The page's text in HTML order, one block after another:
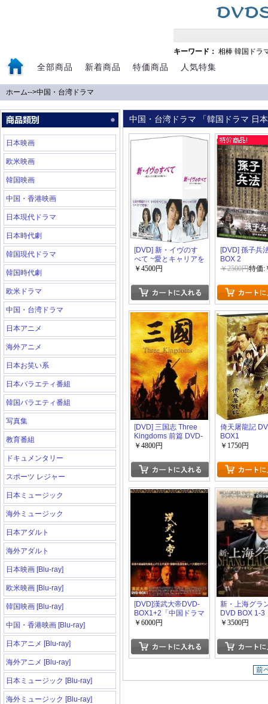
キーワード： 相棒 韓国ドラ
全部商品 新着商品 特価商品 人気特集
ホーム-->中国・台湾ドラマ
日本映画
欧米映画
韓国映画
中国・香港映画
日本現代ドラマ
日本時代劇
韓国現代ドラマ
韓国時代劇
欧米ドラマ
中国・台湾ドラマ
日本アニメ
海外アニメ
日本お笑い系
日本バラエティ番組
韓国バラエティ番組
写真集
教育番組
ドキュメンタリー
スポーツ レジャー
日本ミュージック
海外ミュージック
日本アダルト
海外アダルト
日本映画 [Blu-ray]
欧米映画 [Blu-ray]
韓国映画 [Blu-ray]
中国・香港映画 [Blu-ray]
日本アニメ [Blu-ray]
海外アニメ [Blu-ray]
日本ミュージック [Blu-ray]
海外ミュージック [Blu-ray]
中国・台湾ドラマ 「韓国ドラマ 日
[DVD] 新・イヴのす
べて ~愛とキャリアを
賭けた女神たち~
￥4500円
[DVD] 孫子兵
BOX 2
￥2500円特価:
[DVD] 三国志 Three
Kingdoms 前篇 DVD-
BOX
￥4800円
倚天屠龍記
BOX1
￥1750円
[DVD]漢武大帝DVD-
BOX1+2「中国ドラマ
アクション」
￥6000円
新・上海グラ
DVD BOX 1-3
￥3500円
前